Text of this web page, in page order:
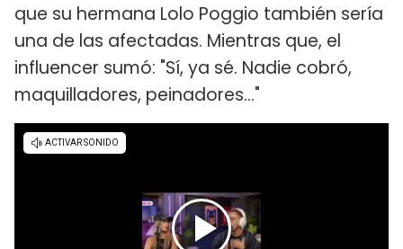
que su hermana Lolo Poggio también sería
una de las afectadas. Mientras que, el
influencer sumó: "Sí, ya sé. Nadie cobró,
maquilladores, peinadores..."